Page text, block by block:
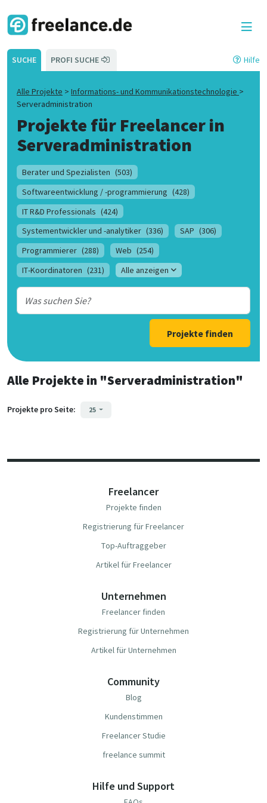
SUCHE PROFI SUCHE Hilfe
Alle Projekte > Informations- und Kommunikationstechnologie >
Serveradministration
Projekte für Freelancer in
Serveradministration
Berater und Spezialisten (503)
Softwareentwicklung / -programmierung (428)
IT R&D Professionals (424)
Systementwickler und -analytiker (336) SAP (306)
Programmierer (288) Web (254)
IT-Koordinatoren (231) Alle anzeigen
Projekte finden
Alle Projekte in "Serveradministration"
Projekte pro Seite: 25
Freelancer
Projekte finden
Registrierung für Freelancer
Top-Auftraggeber
Artikel für Freelancer
Unternehmen
Freelancer finden
Registrierung für Unternehmen
Artikel für Unternehmen
Community
Blog
Kundenstimmen
Freelancer Studie
freelance summit
Hilfe und Support